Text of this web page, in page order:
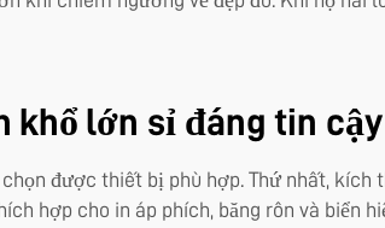
khổ lớn sỉ đáng tin
được thiết bị phù hợp. Thứ nhất,
hợp cho in áp phích, băng rôn và biển